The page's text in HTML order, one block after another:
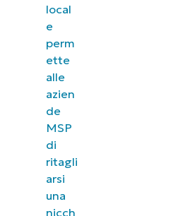
local
e
perm
ette
alle
azien
de
MSP
di
ritagli
arsi
una
nicch
NinjaOne semplifica